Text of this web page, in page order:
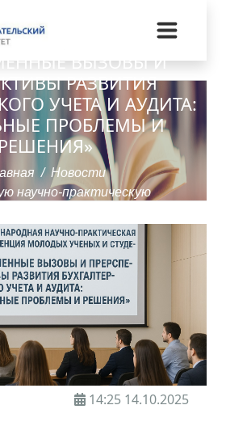
КОНФЕРЕНЦИЮ
И СТУДЕНТОВ
ВЫЗОВЫ И
РАЗВИТИЯ
УЧЕТА И АУДИТА:
ПРОБЛЕМЫ И
РЕШЕНИЯ»
Новости
научно-практическую
и перспективы развития
и аудита: актуальные
14:25 14.10.2025